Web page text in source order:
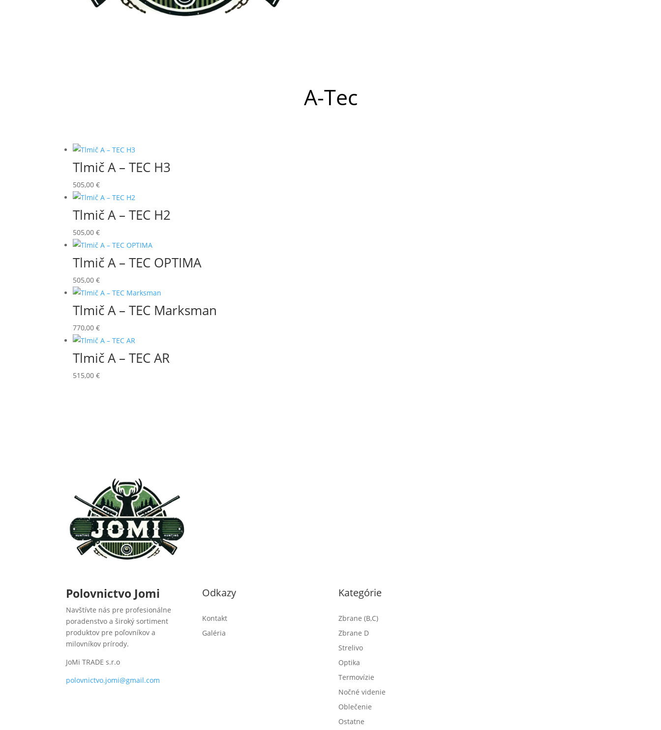
A-Tec
Tlmič A – TEC H3
505,00€
Tlmič A – TEC H2
505,00€
Tlmič A – TEC OPTIMA
505,00€
Tlmič A – TEC Marksman
770,00€
Tlmič A – TEC AR
515,00€
Polovnictvo Jomi
Navštívte nás pre profesionálne
poradenstvo a široký sortiment
produktov pre poľovníkov a
milovníkov prírody.
JoMi TRADE s.r.o
polovnictvo.jomi@gmail.com
Odkazy
Kontakt
Galéria
Kategórie
Zbrane (B,C)
Zbrane D
Strelivo
Optika
Termovízie
Nočné videnie
Oblečenie
Ostatne